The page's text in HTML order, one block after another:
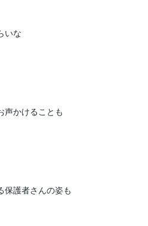
いな
声かけることも
保護者さんの姿も